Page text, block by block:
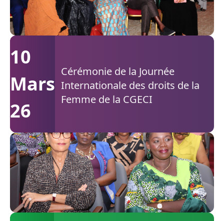
10
Mars
26
Cérémonie de la Journée
Internationale des droits de la
Femme de la CGECI